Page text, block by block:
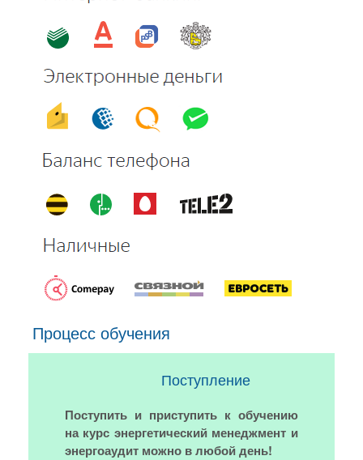
Процесс обучения
Поступление
Поступить и приступить к обучению
на курс энергетический менеджмент и
энергоаудит можно в любой день!